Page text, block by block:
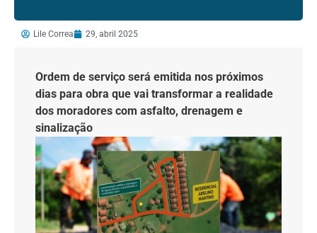
Lile Correa 29, abril 2025
Ordem de serviço será emitida nos próximos
dias para obra que vai transformar a realidade
dos moradores com asfalto, drenagem e
sinalização